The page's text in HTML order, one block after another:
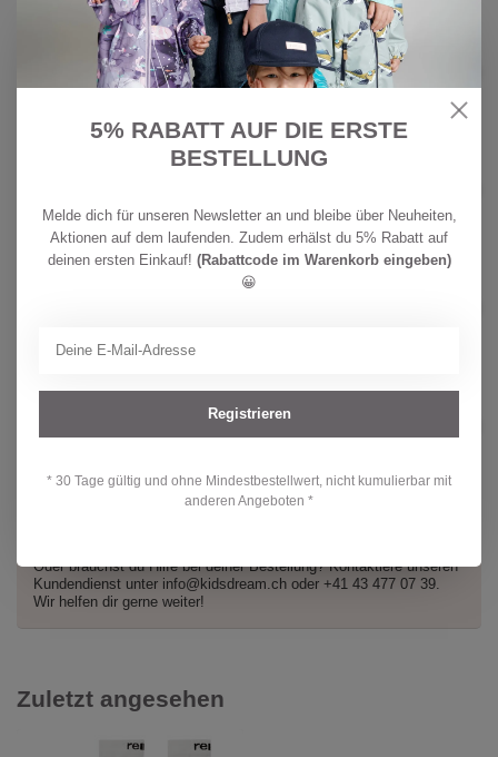
REIMA
Reima Kinder Socken 2er Pack
Parit Black
CHF
22,90
Auf Lager
Reima Kinder Socken 2er Pack
22,90
Oder brauchst du Hilfe bei deiner Bestellung? Kontaktiere unseren
Kundendienst unter info@kidsdream.ch oder +41 43 477 07 39.
Wir helfen dir gerne weiter!
Zuletzt angesehen
5% RABATT AUF DIE ERSTE
BESTELLUNG
Melde dich für unseren Newsletter an und bleibe über Neuheiten,
Aktionen auf dem laufenden. Zudem erhälst du 5% Rabatt auf
deinen ersten Einkauf! (Rabattcode im Warenkorb eingeben)
😀
Registrieren
* 30 Tage gültig und ohne Mindestbestellwert, nicht kumulierbar mit
anderen Angeboten *